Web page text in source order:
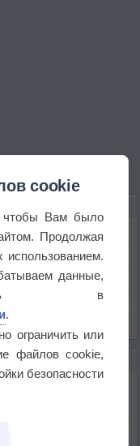
на транспорт
cookie
Вам было
Продолжая
использованием.
данные,
в
.
ограничить или
файлов cookie,
безопасности